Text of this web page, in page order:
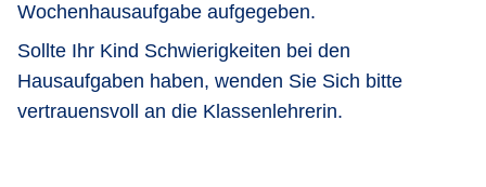
Wochenhausaufgabe aufgegeben.
Sollte Ihr Kind Schwierigkeiten bei den
Hausaufgaben haben, wenden Sie Sich bitte
vertrauensvoll an die Klassenlehrerin.